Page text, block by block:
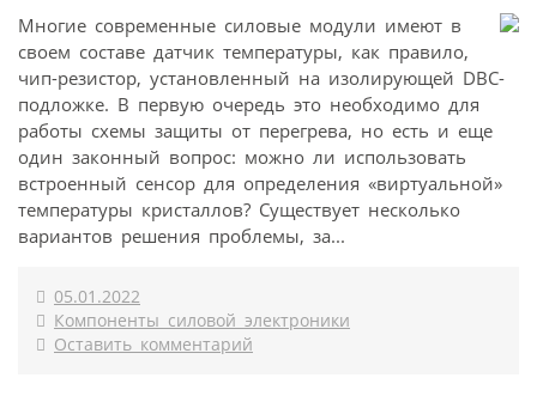
Многие современные силовые модули имеют в
своем составе датчик температуры, как правило,
чип-резистор, установленный на изолирующей DBC-
подложке. В первую очередь это необходимо для
работы схемы защиты от перегрева, но есть и еще
один законный вопрос: можно ли использовать
встроенный сенсор для определения «виртуальной»
температуры кристаллов? Существует несколько
вариантов решения проблемы, за...
05.01.2022
Компоненты силовой электроники
Оставить комментарий